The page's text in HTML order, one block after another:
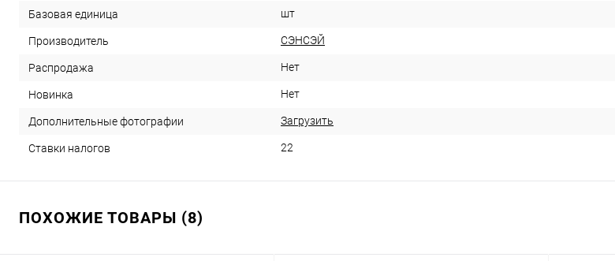
Базовая единица шт
Производитель СЭНСЭЙ
Распродажа Нет
Новинка Нет
Дополнительные фотографии Загрузить
Ставки налогов 22
ПОХОЖИЕ ТОВАРЫ (8)